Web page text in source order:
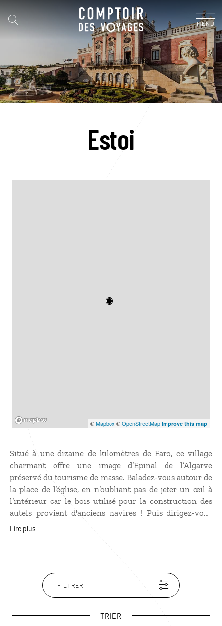
MENU
Estoi
©Mapbox ©OpenStreetMap Improve this map
Situé à une dizaine de kilomètres de Faro, ce village
charmant offre une image d’Epinal de l’Algarve
préservé du tourisme de masse. Baladez-vous autour de
la place de l’église, en n’oubliant pas de jeter un œil à
l’intérieur car le bois utilisé pour la construction des
autels provient d'anciens navires ! Puis dirigez-vous
vers le palais du vicomte d’Estoi, une folie Rococo
qui se mérite surtout pour ses bassins aux revêtements
en mosaïque.
Lire plus
FILTRER
TRIER